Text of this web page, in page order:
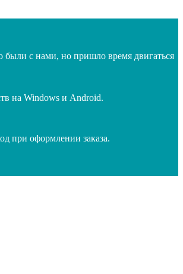
с нами, но пришло время двигаться
на Windows и Android.
при оформлении заказа.